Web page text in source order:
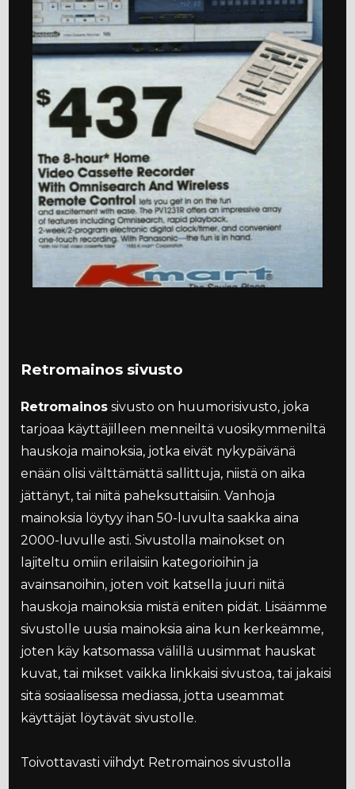
Retromainos sivusto
Retromainos sivusto on huumorisivusto, joka
tarjoaa käyttäjilleen menneiltä vuosikymmeniltä
hauskoja mainoksia, jotka eivät nykypäivänä
enään olisi välttämättä sallittuja, niistä on aika
jättänyt, tai niitä paheksuttaisiin. Vanhoja
mainoksia löytyy ihan 50-luvulta saakka aina
2000-luvulle asti. Sivustolla mainokset on
lajiteltu omiin erilaisiin kategorioihin ja
avainsanoihin, joten voit katsella juuri niitä
hauskoja mainoksia mistä eniten pidät. Lisäämme
sivustolle uusia mainoksia aina kun kerkeämme,
joten käy katsomassa välillä uusimmat hauskat
kuvat, tai mikset vaikka linkkaisi sivustoa, tai jakaisi
sitä sosiaalisessa mediassa, jotta useammat
käyttäjät löytävät sivustolle.
Toivottavasti viihdyt Retromainos sivustolla